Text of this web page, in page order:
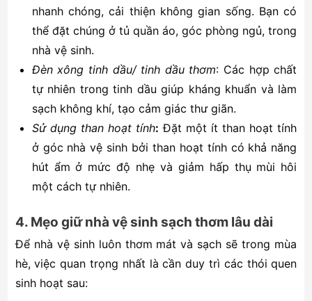
nhanh chóng, cải thiện không gian sống. Bạn có
thể đặt chúng ở tủ quần áo, góc phòng ngủ, trong
nhà vệ sinh.
Đèn xông tinh dầu/ tinh dầu thơm: Các hợp chất
tự nhiên trong tinh dầu giúp kháng khuẩn và làm
sạch không khí, tạo cảm giác thư giãn.
Sử dụng than hoạt tính:Đặt một ít than hoạt tính
ở góc nhà vệ sinh bởi than hoạt tính có khả năng
hút ẩm ở mức độ nhẹ và giảm hấp thụ mùi hôi
một cách tự nhiên.
4. Mẹo giữ nhà vệ sinh sạch thơm lâu dài
Để nhà vệ sinh luôn thơm mát và sạch sẽ trong mùa
hè, việc quan trọng nhất là cần duy trì các thói quen
sinh hoạt sau: